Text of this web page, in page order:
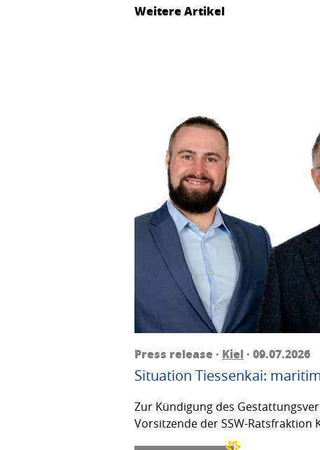
Weitere Artikel
Press release · Kiel · 09.07.2026
Situation Tiessenkai:
Zur Kündigung des
Vorsitzende der SSW-Ratsfraktion